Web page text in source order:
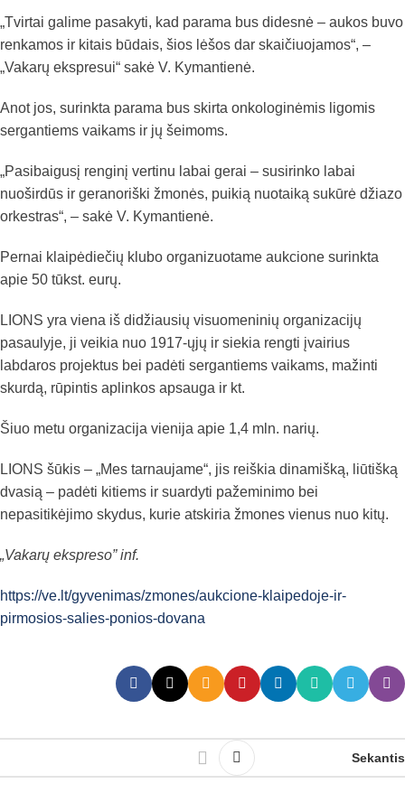
„Tvirtai galime pasakyti, kad parama bus didesnė – aukos buvo
renkamos ir kitais būdais, šios lėšos dar skaičiuojamos“, –
„Vakarų ekspresui“ sakė V. Kymantienė.
Anot jos, surinkta parama bus skirta onkologinėmis ligomis
sergantiems vaikams ir jų šeimoms.
„Pasibaigusį renginį vertinu labai gerai – susirinko labai
nuoširdūs ir geranoriški žmonės, puikią nuotaiką sukūrė džiazo
orkestras“, – sakė V. Kymantienė.
Pernai klaipėdiečių klubo organizuotame aukcione surinkta
apie 50 tūkst. eurų.
LIONS yra viena iš didžiausių visuomeninių organizacijų
pasaulyje, ji veikia nuo 1917-ųjų ir siekia rengti įvairius
labdaros projektus bei padėti sergantiems vaikams, mažinti
skurdą, rūpintis aplinkos apsauga ir kt.
Šiuo metu organizacija vienija apie 1,4 mln. narių.
LIONS šūkis – „Mes tarnaujame“, jis reiškia dinamišką, liūtišką
dvasią – padėti kitiems ir suardyti pažeminimo bei
nepasitikėjimo skydus, kurie atskiria žmones vienus nuo kitų.
„Vakarų ekspreso” inf.
https://ve.lt/gyvenimas/zmones/aukcione-klaipedoje-ir-
pirmosios-salies-ponios-dovana
Sekantis